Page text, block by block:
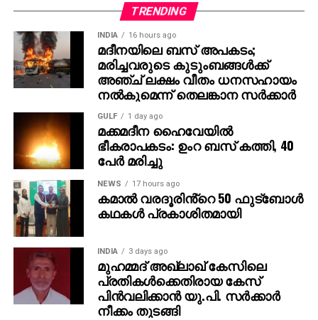
ഡോളറായിരുന്നത്, ഇന്ന് 4,007.84 ഡോളര്‍ ആയി
കുറഞ്ഞു. നാലുദിവസമായി തുടര്‍ച്ചയായി വില
കുറഞ്ഞുവരികയായിരുന്ന സ്വര്‍ണവിലയില്‍ ഇന്നലെ
ഉച്ചക്ക് ചെറിയ വര്‍ധനവ് രേഖപ്പെടുത്തിയിരുന്നു.
ഗ്രാമിന് 40 രൂപയും, പവന് 320 രൂപയും ഉയര്‍ന്ന്
ഗ്രാമിന് 11,495 രൂപ, പവന് 91,960 രൂപ എന്ന
നിലയിലായിരുന്നു. എന്നാല്‍ ഇന്നലെ രാവിലെ ഗ്രാമിന്
10 രൂപ, പവന് 80 രൂപ കുറവുണ്ടായിരുന്നുവെന്നതും
ശ്രദ്ധേയമാണ്. വെള്ളിയാഴ്ച രാവിലെയും ഉച്ചയ്ക്കും
സ്വര്‍ണവില രണ്ടുതവണ താഴ്ന്നിരുന്നു. ഗ്രാമിന് മൊത്തം
145 രൂപ, പവന് 1,160 രൂപ ഇടിഞ്ഞ് പവന് 93,160 രൂപ
ആയിരുന്നു. ശനിയാഴ്ചയും വിലയില്‍ ഇടിവ്
രേഖപ്പെടുത്തി. പവന് 1,140 രൂപ കുറച്ച് 91,720 രൂപ
ആയി. ഞായറാഴ്ചയും ഇതേ നിരക്കാണ് നിലനിന്നത്.
TRENDING
INDIA 16 hours ago
മദീനയിലെ ബസ് അപകടം;
മരിച്ചവരുടെ കുടുംബങ്ങള്‍ക്ക്
അഞ്ച് ലക്ഷം വീതം ധനസഹായം
നല്‍കുമെന്ന് തെലങ്കാന സര്‍ക്കാര്‍
GULF 1 day ago
മക്കമദീന ഹൈവേയില്‍
ഭീകരാപകടം: ഉംറ ബസ് കത്തി, 40
പേര്‍ മരിച്ചു
NEWS 17 hours ago
കമാൽ വരദൂരിൻ്റെ 50 ഫുട്ബോൾ
കഥകൾ പ്രകാശിതമായി
INDIA 3 days ago
മുഹമ്മദ് അഖ്‌ലാഖ് കേസിലെ
പ്രതികള്‍ക്കെതിരായ കേസ്
പിന്‍വലിക്കാന്‍ യു.പി. സര്‍ക്കാര്‍
നീക്കം തുടങ്ങി